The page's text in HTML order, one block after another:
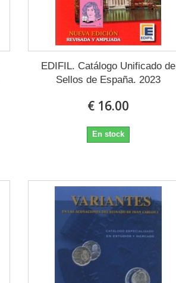
EDIFIL. Catálogo Unificado de
Sellos de España. 2023
€ 16.00
En stock